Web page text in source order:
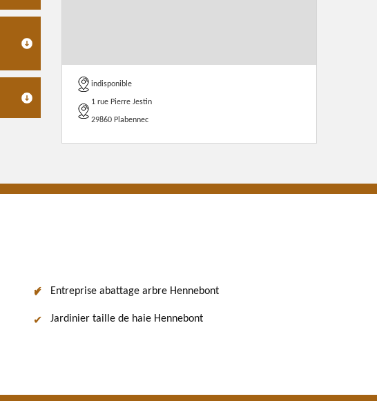
indisponible
1 rue Pierre Jestin
29860 Plabennec
Entreprise abattage arbre Hennebont
Jardinier taille de haie Hennebont